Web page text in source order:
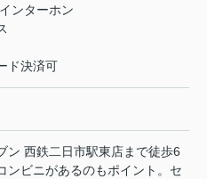
ンターホン
ド決済可
ン 西鉄二日市駅東店まで徒歩6
ンビニがあるのもポイント。セ